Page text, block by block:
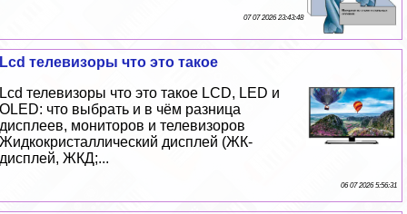
07 07 2026 23:43:48
Lcd телевизоры что это такое
Lcd телевизоры что это такое LCD, LED и
OLED: что выбрать и в чём разница
дисплеев, мониторов и телевизоров
Жидкокристаллический дисплей (ЖК-
дисплей, ЖКД;...
06 07 2026 5:56:31